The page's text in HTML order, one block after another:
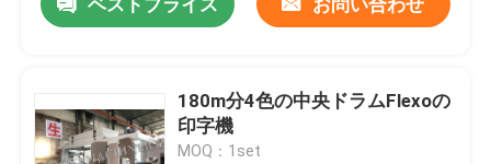
私達に連絡しなさい
180m分4色の中央ドラムFlexoの
印字機
MOQ：1set